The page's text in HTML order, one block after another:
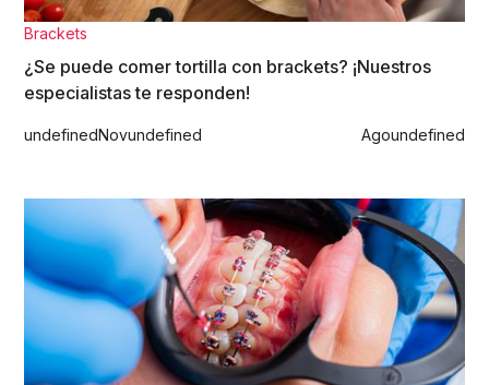
Brackets
¿Se puede comer tortilla con brackets? ¡Nuestros
especialistas te responden!
undefinedNovundefined Agoundefined